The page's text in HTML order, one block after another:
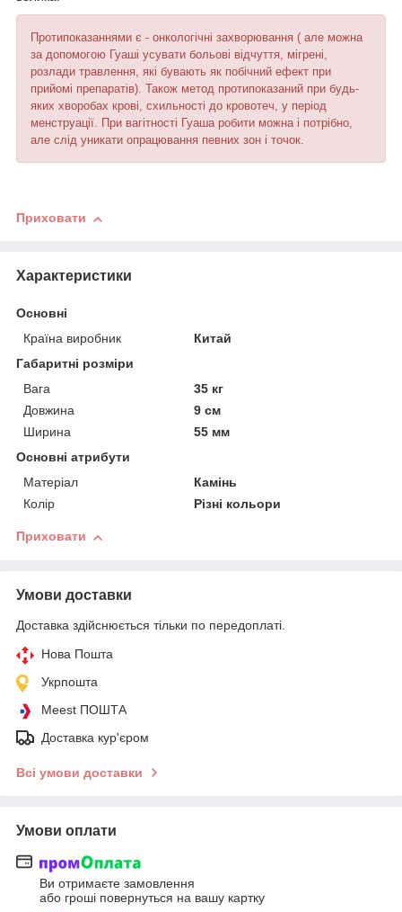
Протипоказаннями є - онкологічні захворювання ( але можна
за допомогою Гуаші усувати больові відчуття, мігрені,
розлади травлення, які бувають як побічний ефект при
прийомі препаратів). Також метод протипоказаний при будь-
яких хворобах крові, схильності до кровотеч, у період
менструації. При вагітності Гуаша робити можна і потрібно,
але слід уникати опрацювання певних зон і точок.
Приховати
Характеристики
Основні
Країна виробник
Китай
Габаритні розміри
Вага
35 кг
Довжина
9 см
Ширина
55 мм
Основні атрибути
Матеріал
Камінь
Колір
Різні кольори
Приховати
Умови доставки
Доставка здійснюється тільки по передоплаті.
Нова Пошта
Укрпошта
Meest ПОШТА
Доставка кур'єром
Всі умови доставки
Умови оплати
Ви отримаєте замовлення
або гроші повернуться на вашу картку